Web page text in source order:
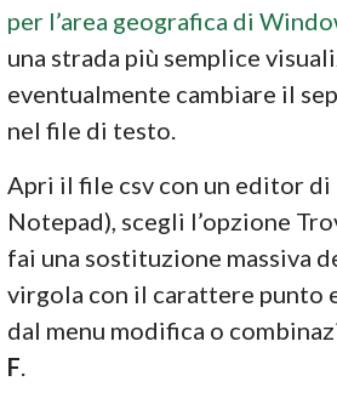
per l’area geografica di
una strada più semplice
eventualmente cambiare il
nel file di testo.
Apri il file csv con un editor di
Notepad), scegli l’opzione
fai una sostituzione massiva
virgola con il carattere punto
dal menu modifica o
F